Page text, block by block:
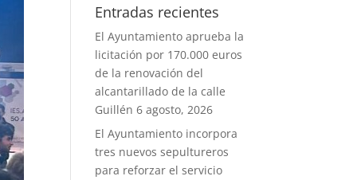
Entradas recientes
El Ayuntamiento aprueba la
licitación por 170.000 euros
de la renovación del
alcantarillado de la calle
Guillén 6 agosto, 2026
El Ayuntamiento incorpora
tres nuevos sepultureros
para reforzar el servicio